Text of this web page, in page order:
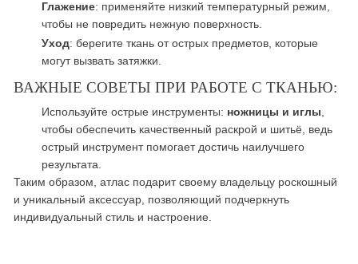
Глажение: применяйте низкий температурный режим,
чтобы не повредить нежную поверхность.
Уход: берегите ткань от острых предметов, которые
могут вызвать затяжки.
ВАЖНЫЕ СОВЕТЫ ПРИ РАБОТЕ С ТКАНЬЮ:
Используйте острые инструменты: ножницы и иглы
чтобы обеспечить качественный раскрой и шитьё, ведь
острый инструмент помогает достичь наилучшего
результата.
Таким образом, атлас подарит своему владельцу роскошный
и уникальный аксессуар, позволяющий подчеркнуть
индивидуальный стиль и настроение.